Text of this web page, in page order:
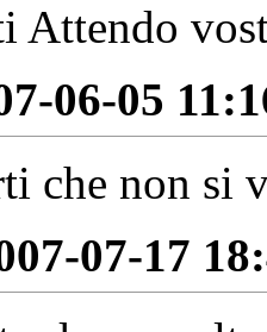
Attendo
06-05
che non si
07-17